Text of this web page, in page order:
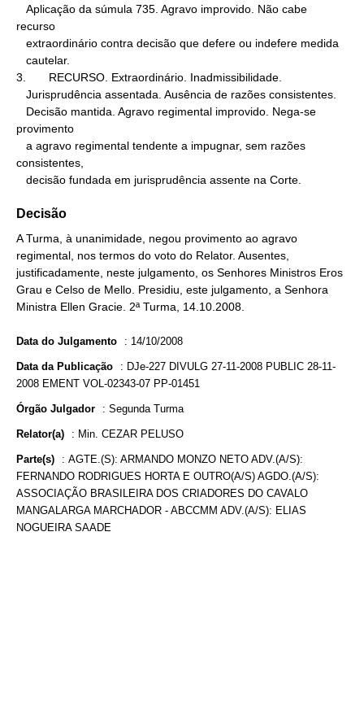
recurso
3.       RECURSO. Extraordinário. Inadmissibilidade.
provimento
consistentes,
   decisão fundada em jurisprudência assente na Corte.
Decisão
A Turma, à unanimidade, negou provimento ao agravo
regimental, nos termos do voto do Relator. Ausentes,
justificadamente, neste julgamento, os Senhores Ministros Eros
Grau e Celso de Mello. Presidiu, este julgamento, a Senhora
Ministra Ellen Gracie. 2ª Turma, 14.10.2008.
Data do Julgamento : 14/10/2008
Data da Publicação : DJe-227 DIVULG 27-11-2008 PUBLIC 28-11-
2008 EMENT VOL-02343-07 PP-01451
Órgão Julgador : Segunda Turma
Relator(a) : Min. CEZAR PELUSO
Parte(s) : AGTE.(S): ARMANDO MONZO NETO ADV.(A/S):
FERNANDO RODRIGUES HORTA E OUTRO(A/S) AGDO.(A/S):
ASSOCIAÇÃO BRASILEIRA DOS CRIADORES DO CAVALO
MANGALARGA MARCHADOR - ABCCMM ADV.(A/S): ELIAS
NOGUEIRA SAADE